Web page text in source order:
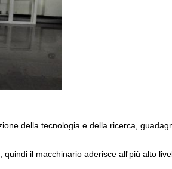
della tecnologia e della ricerca,
il macchinario aderisce all'più alto